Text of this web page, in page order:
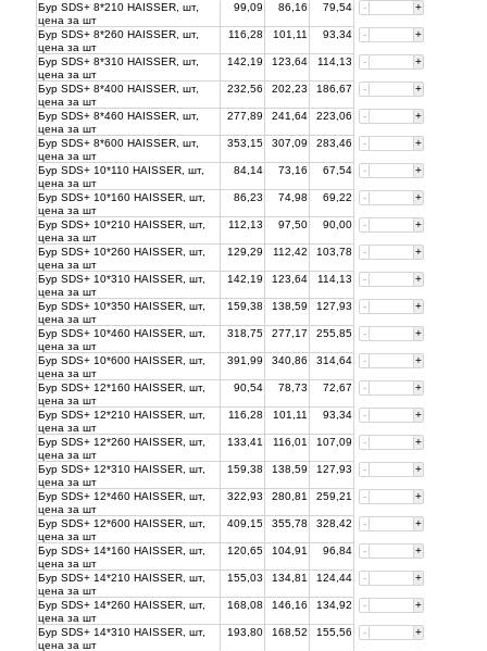
Бур SDS+ 8*210 HAISSER, шт,
цена за шт
99,09 86,16 79,54 - +
Бур SDS+ 8*260 HAISSER, шт,
цена за шт
116,28 101,11 93,34 - +
Бур SDS+ 8*310 HAISSER, шт,
цена за шт
142,19 123,64 114,13 - +
Бур SDS+ 8*400 HAISSER, шт,
цена за шт
232,56 202,23 186,67 - +
Бур SDS+ 8*460 HAISSER, шт,
цена за шт
277,89 241,64 223,06 - +
Бур SDS+ 8*600 HAISSER, шт,
цена за шт
353,15 307,09 283,46 - +
Бур SDS+ 10*110 HAISSER, шт,
цена за шт
84,14 73,16 67,54 - +
Бур SDS+ 10*160 HAISSER, шт,
цена за шт
86,23 74,98 69,22 - +
Бур SDS+ 10*210 HAISSER, шт,
цена за шт
112,13 97,50 90,00 - +
Бур SDS+ 10*260 HAISSER, шт,
цена за шт
129,29 112,42 103,78 - +
Бур SDS+ 10*310 HAISSER, шт,
цена за шт
142,19 123,64 114,13 - +
Бур SDS+ 10*350 HAISSER, шт,
цена за шт
159,38 138,59 127,93 - +
Бур SDS+ 10*460 HAISSER, шт,
цена за шт
318,75 277,17 255,85 - +
Бур SDS+ 10*600 HAISSER, шт,
цена за шт
391,99 340,86 314,64 - +
Бур SDS+ 12*160 HAISSER, шт,
цена за шт
90,54 78,73 72,67 - +
Бур SDS+ 12*210 HAISSER, шт,
цена за шт
116,28 101,11 93,34 - +
Бур SDS+ 12*260 HAISSER, шт,
цена за шт
133,41 116,01 107,09 - +
Бур SDS+ 12*310 HAISSER, шт,
цена за шт
159,38 138,59 127,93 - +
Бур SDS+ 12*460 HAISSER, шт,
цена за шт
322,93 280,81 259,21 - +
Бур SDS+ 12*600 HAISSER, шт,
цена за шт
409,15 355,78 328,42 - +
Бур SDS+ 14*160 HAISSER, шт,
цена за шт
120,65 104,91 96,84 - +
Бур SDS+ 14*210 HAISSER, шт,
цена за шт
155,03 134,81 124,44 - +
Бур SDS+ 14*260 HAISSER, шт,
цена за шт
168,08 146,16 134,92 - +
Бур SDS+ 14*310 HAISSER, шт,
цена за шт
193,80 168,52 155,56 - +